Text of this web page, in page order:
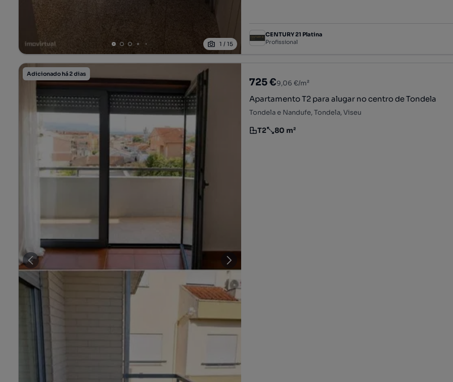
1 /15
CENTURY 21 Platina
Profissional
Adicionado há 2 dias
725 €9,06 €/m²
Apartamento T2 para alugar no centro de Tondela
Tondela e Nandufe, Tondela, Viseu
Tipologia
T2
Preço por metro quadrado
80 m²